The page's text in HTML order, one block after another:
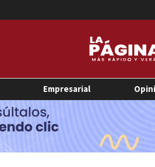
Empresarial